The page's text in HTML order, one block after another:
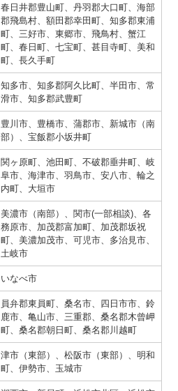
春日井郡豊山町、丹羽郡大口町、海部
郡飛島村、額田郡幸田町、知多郡東浦
町、三好市、東郷市、飛鳥村、蟹江
町、春日町、七宝町、甚目寺町、美和
町、長久手町
知多市、知多郡阿久比町、半田市、常
滑市、知多郡武豊町
豊川市、豊橋市、蒲郡市、新城市（南
部）、宝飯郡小坂井町
関ヶ原町、池田町、不破郡垂井町、岐
阜市、海津市、羽鳥市、安八市、輪之
内町、大垣市
美濃市（南部）、関市(一部相談)、各
務原市、加茂郡富加町、加茂郡坂祝
町、美濃加茂市、可児市、多治見市、
土岐市
いなべ市
員弁郡東員町、桑名市、四日市市、鈴
鹿市、亀山市、三重郡、桑名郡木曾岬
町、桑名郡朝日町、桑名郡川越町
津市（東部）、松阪市（東部）、明和
町、伊勢市、玉城市